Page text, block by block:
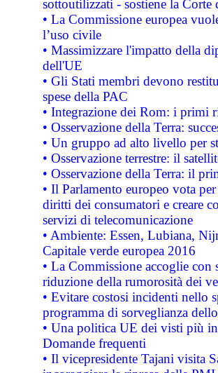
sottoutilizzati - sostiene la Corte
• La Commissione europea
l’uso civile
• Massimizzare l'impatto della
dell'UE
• Gli Stati membri devono
spese della PAC
• Integrazione dei Rom: i primi
• Osservazione della Terra:
• Un gruppo ad alto livello per
• Osservazione terrestre: il
• Osservazione della Terra: il
• Il Parlamento europeo vota
diritti dei consumatori e creare
servizi di telecomunicazione
• Ambiente: Essen, Lubiana,
Capitale verde europea 2016
• La Commissione accoglie
riduzione della rumorosità dei
• Evitare costosi incidenti nello
programma di sorveglianza
• Una politica UE dei visti più
Domande frequenti
• Il vicepresidente Tajani visita